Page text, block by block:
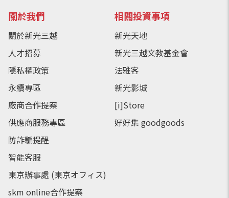
關於我們
關於新光三越
人才招募
隱私權政策
永續專區
廠商合作提案
供應商服務專區
防詐騙提醒
智能客服
東京辦事處 (東京オフィス)
skm online合作提案
相關投資事項
新光天地
新光三越文教基金會
法雅客
新光影城
[i]Store
好好集 goodgoods